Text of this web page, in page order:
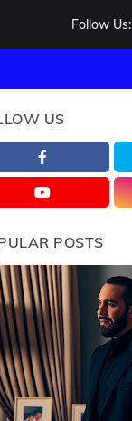
Follow Us:
US
POSTS